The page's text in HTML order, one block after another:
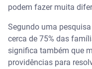
podem fazer muita
Segundo uma
cerca de 75% das
significa também que
providências para